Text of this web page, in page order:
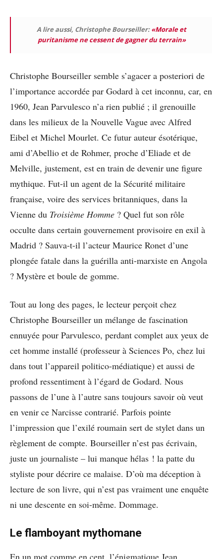
A lire aussi, Christophe Bourseiller:«Morale et
puritanisme ne cessent de gagner du terrain»
Christophe Bourseiller semble s’agacer a posteriori de
l’importance accordée par Godard à cet inconnu, car, en
1960, Jean Parvulesco n’a rien publié ; il grenouille
dans les milieux de la Nouvelle Vague avec Alfred
Eibel et Michel Mourlet. Ce futur auteur ésotérique,
ami d’Abellio et de Rohmer, proche d’Eliade et de
Melville, justement, est en train de devenir une figure
mythique. Fut-il un agent de la Sécurité militaire
française, voire des services britanniques, dans la
Vienne du Troisième Homme ? Quel fut son rôle
occulte dans certain gouvernement provisoire en exil à
Madrid ? Sauva-t-il l’acteur Maurice Ronet d’une
plongée fatale dans la guérilla anti-marxiste en Angola
? Mystère et boule de gomme.
Tout au long des pages, le lecteur perçoit chez
Christophe Bourseiller un mélange de fascination
ennuyée pour Parvulesco, perdant complet aux yeux de
cet homme installé (professeur à Sciences Po, chez lui
dans tout l’appareil politico-médiatique) et aussi de
profond ressentiment à l’égard de Godard. Nous
passons de l’une à l’autre sans toujours savoir où veut
en venir ce Narcisse contrarié. Parfois pointe
l’impression que l’exilé roumain sert de stylet dans un
règlement de compte. Bourseiller n’est pas écrivain,
juste un journaliste – lui manque hélas ! la patte du
styliste pour décrire ce malaise. D’où ma déception à
lecture de son livre, qui n’est pas vraiment une enquête
ni une descente en soi-même. Dommage.
Le flamboyant mythomane